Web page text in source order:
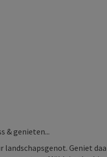
& genieten...
Geniet